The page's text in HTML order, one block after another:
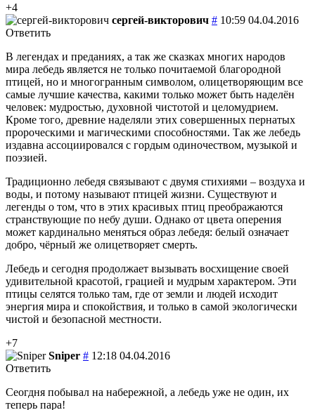
+4
сергей-викторович # 10:59 04.04.2016
Ответить
В легендах и преданиях, а так же сказках многих народов
мира лебедь является не только почитаемой благородной
птицей, но и многогранным символом, олицетворяющим все
самые лучшие качества, какими только может быть наделён
человек: мудростью, духовной чистотой и целомудрием.
Кроме того, древние наделяли этих совершенных пернатых
пророческими и магическими способностями. Так же лебедь
издавна ассоциировался с гордым одиночеством, музыкой и
поэзией.
Традиционно лебедя связывают с двумя стихиями – воздуха и
воды, и потому называют птицей жизни. Существуют и
легенды о том, что в этих красивых птиц преображаются
странствующие по небу души. Однако от цвета оперения
может кардинально меняться образ лебедя: белый означает
добро, чёрный же олицетворяет смерть.
Лебедь и сегодня продолжает вызывать восхищение своей
удивительной красотой, грацией и мудрым характером. Эти
птицы селятся только там, где от земли и людей исходит
энергия мира и спокойствия, и только в самой экологически
чистой и безопасной местности.
+7
Sniper # 12:18 04.04.2016
Ответить
Сеогдня побывал на набережной, а лебедь уже не один, их
теперь пара!